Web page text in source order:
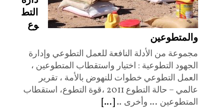
التط
وع
والمتطوعين
مجموعة من الأدلة النافعة للعمل التطوعي وإدارة
الجهود التطوعية : اختيار واستقطاب المتطوعين ،
العمل التطوعي خطوات للنهوض بالأمة ، تقرير
عالمي – حالة التطوع 2011 ،قوة التطوع، استقطاب
المتطوعين ... وأخرى .. [...]